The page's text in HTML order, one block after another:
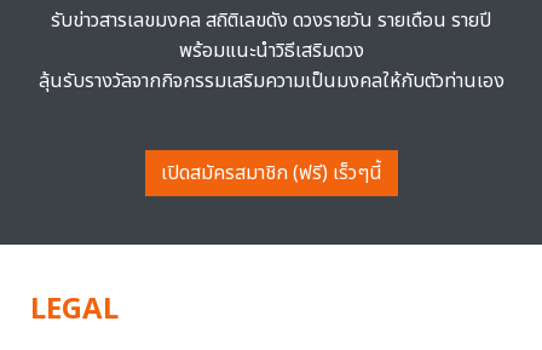
รับข่าวสารเลขมงคล สถิติเลขดัง ดวงรายวัน รายเดือน รายปี
พร้อมแนะนำวิธีเสริมดวง
ลุ้นรับรางวัลจากกิจกรรมเสริมความเป็นมงคลให้กับตัวท่านเอง
เปิดสมัครสมาชิก (ฟรี) เร็วๆนี้
LEGAL